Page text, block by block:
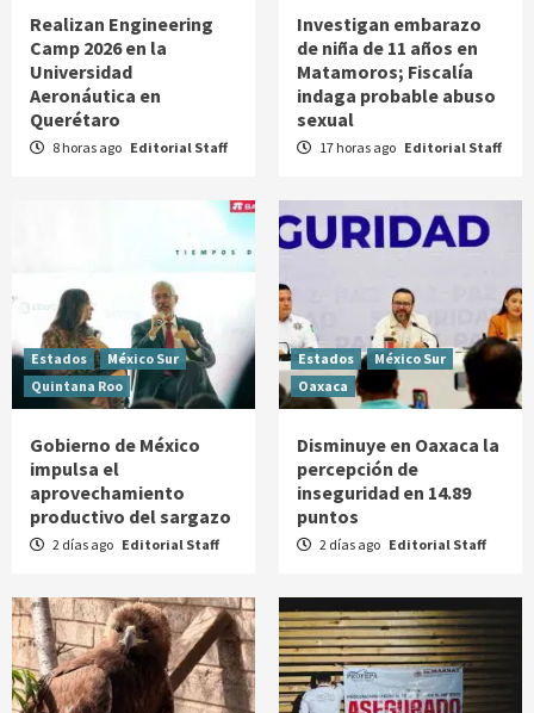
Realizan Engineering
Camp 2026 en la
Universidad
Aeronáutica en
Querétaro
8 horas ago Editorial Staff
Investigan embarazo
de niña de 11 años en
Matamoros; Fiscalía
indaga probable abuso
sexual
17 horas ago Editorial Staff
Estados
México Sur
Quintana Roo
Gobierno de México
impulsa el
aprovechamiento
productivo del sargazo
2 días ago Editorial Staff
Estados
México Sur
Oaxaca
Disminuye en Oaxaca la
percepción de
inseguridad en 14.89
puntos
2 días ago Editorial Staff